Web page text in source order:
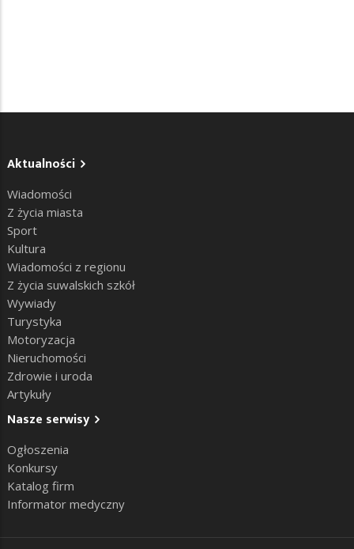
Aktualności
Wiadomości
Z życia miasta
Sport
Kultura
Wiadomości z regionu
Z życia suwalskich szkół
Wywiady
Turystyka
Motoryzacja
Nieruchomości
Zdrowie i uroda
Artykuły
Nasze serwisy
Ogłoszenia
Konkursy
Katalog firm
Informator medyczny